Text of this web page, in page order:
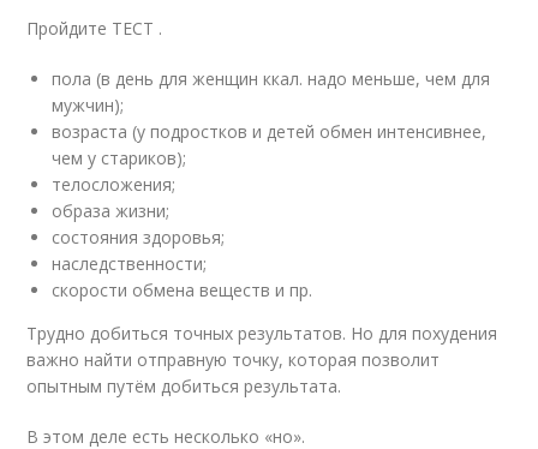
Пройдите ТЕСТ .
пола (в день для женщин ккал. надо меньше, чем для
мужчин);
возраста (у подростков и детей обмен интенсивнее,
чем у стариков);
телосложения;
образа жизни;
состояния здоровья;
наследственности;
скорости обмена веществ и пр.
Трудно добиться точных результатов. Но для похудения
важно найти отправную точку, которая позволит
опытным путём добиться результата.
В этом деле есть несколько «но».